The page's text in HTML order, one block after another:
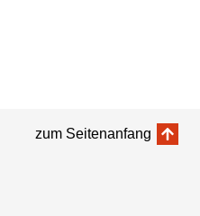
zum Seitenanfang